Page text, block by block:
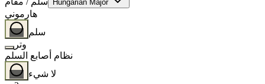
Hungarian Major
هارموني
سلم
وتر
نظام أصابع السلم
لا شيء